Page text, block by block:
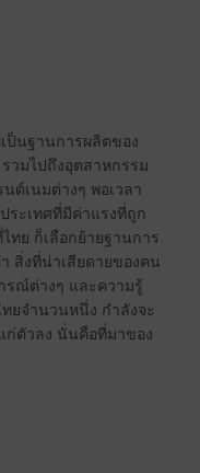
ป็นฐานการผลิตของ
วมไปถึงอุตสาหกรรม
ด์เนมต่างๆ พอเวลา
ระเทศที่มีค่าแรงที่ถูก
ทย ก็เลือกย้ายฐานการ
สิ่งที่น่าเสียดายของคน
รณ์ต่างๆ และความรู้
ยจำนวนหนึ่ง กำลังจะ
ก่ตัวลง นั่นคือที่มาของ